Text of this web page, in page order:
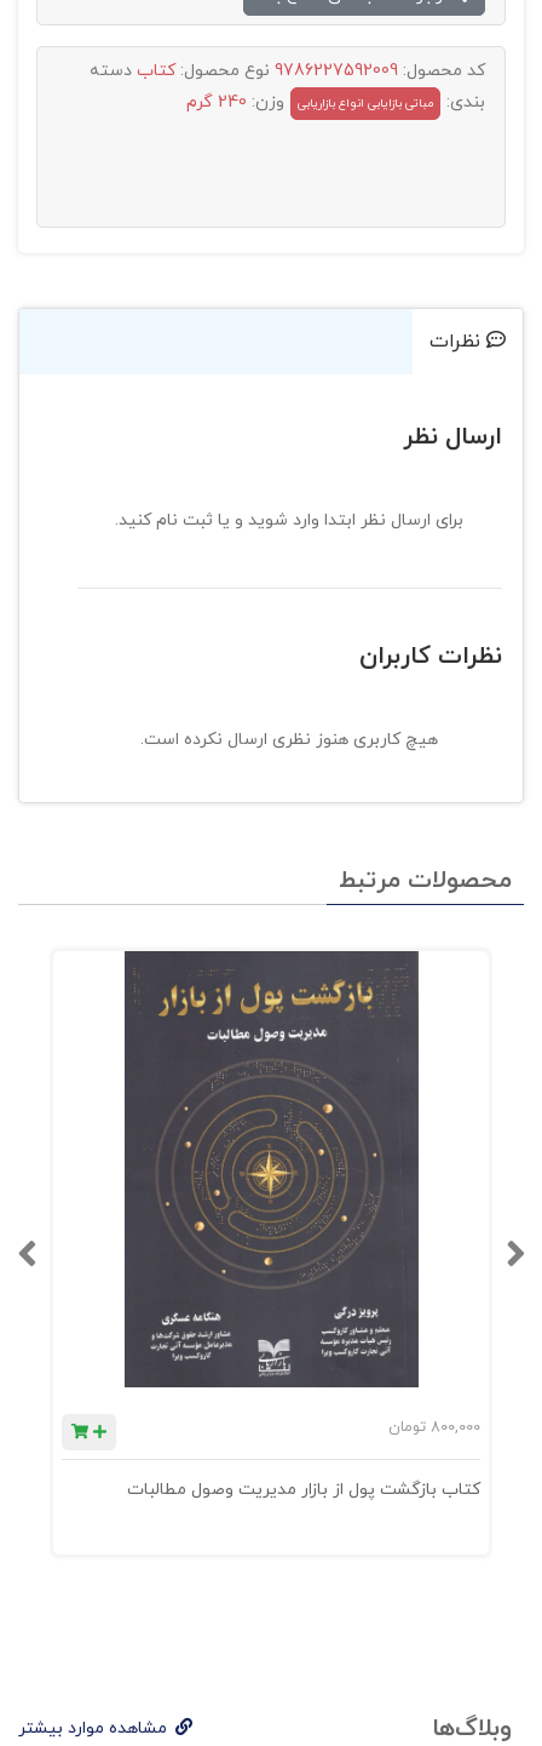
کد محصول: 9786227592009 نوع محصول:کتاب دسته
بندی:
مباتی بازایابی انواع بازاریابی وزن: 240 گرم
نظرات
ارسال نظر
برای ارسال نظر ابتدا وارد شوید و یا ثبت نام کنید.
نظرات کاربران
هیچ کاربری هنوز نظری ارسال نکرده است.
محصولات مرتبط
800,000 تومان
کتاب بازگشت پول از بازار مدیریت وصول مطالبات
وبلاگ‌ها مشاهده موارد بیشتر